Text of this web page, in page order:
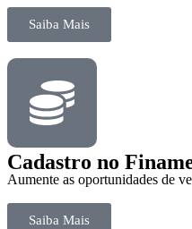
Saiba Mais
Cadastro no
Aumente as oportunidades de
Saiba Mais